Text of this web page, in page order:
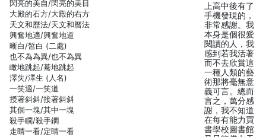
閃亮的美自/閃亮的美目
大殿的石方/大殿的右方
天文和歷法/天文和曆法
興奮地適/興奮地道
晰白/皙白 (二處)
也不為為異/也不為異
瞰地跳起/驀地跳起
澤失/澤生 (人名)
一笑適/一笑道
授著斜斜/接著斜斜
其個一塊/其中一塊
殺手瞯/殺手鐧
走睛一看/定睛一看
上高中後有了
手機發現的，
非常感謝。我
本身是個很愛
閱讀的人，我
感到若我活著
而不去欣賞這
一種人類的藝
術那將毫無意
義可言。總而
言之，萬分感
謝，我不知道
在每有能力買
書學校圖書館